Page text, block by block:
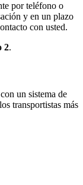
por teléfono o
y en un plazo
con usted.
2.
un sistema de
transportistas más